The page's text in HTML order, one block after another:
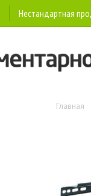
Нестандартная
Главная